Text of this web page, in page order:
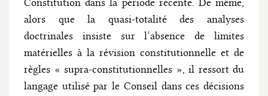
Constitution dans la période récente. De même,
alors que la quasi-totalité des analyses
doctrinales insiste sur l’absence de limites
matérielles à la révision constitutionnelle et de
règles « supra-constitutionnelles », il ressort du
langage utilisé par le Conseil dans ces décisions